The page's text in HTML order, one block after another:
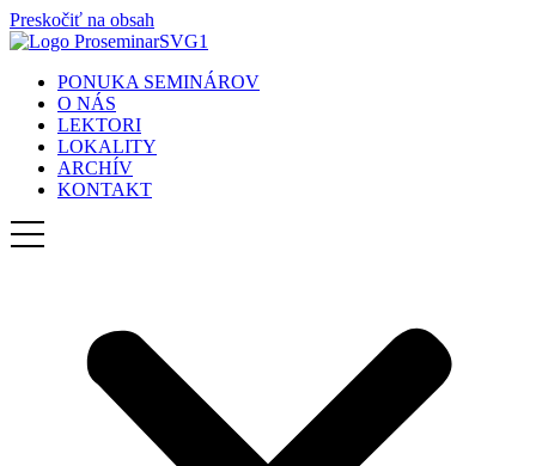
Preskočiť na obsah
PONUKA SEMINÁROV
O NÁS
LEKTORI
LOKALITY
ARCHÍV
KONTAKT